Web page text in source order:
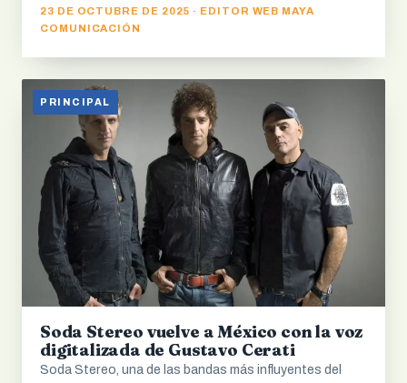
23 DE OCTUBRE DE 2025 · EDITOR WEB MAYA
COMUNICACIÓN
PRINCIPAL
Soda Stereo vuelve a México con la voz
digitalizada de Gustavo Cerati
Soda Stereo, una de las bandas más influyentes del